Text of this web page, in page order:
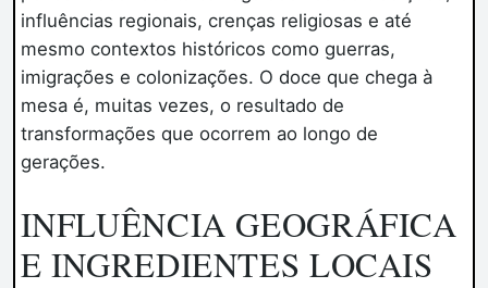
influências regionais, crenças religiosas e até
mesmo contextos históricos como guerras,
imigrações e colonizações. O doce que chega à
mesa é, muitas vezes, o resultado de
transformações que ocorrem ao longo de
gerações.
INFLUÊNCIA GEOGRÁFICA
E INGREDIENTES LOCAIS